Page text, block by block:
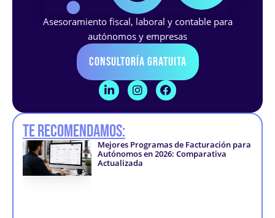
Asesoramiento fiscal, laboral y contable para
autónomos y empresas
Consultoría Gratuita
L
i
k
e
d
i
n
I
n
t
g
r
a
F
a
e
o
o
Te recomendamos:
Mejores Programas de Facturación para
Autónomos en 2026: Comparativa
Actualizada